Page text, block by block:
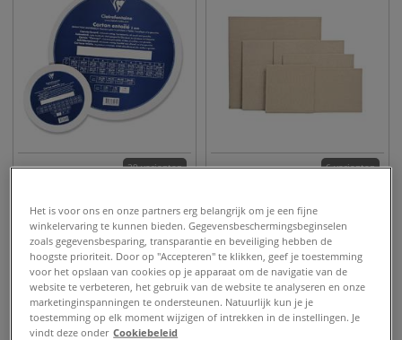
29 varianten
schilderkarton
vanaf2,75€
6 varianten
Canvasboard naturel —
katoen/polyester
geprepareerd
vanaf4,45€
Het is voor ons en onze partners erg belangrijk om je een fijne
winkelervaring te kunnen bieden. Gegevensbeschermingsbeginselen
zoals gegevensbesparing, transparantie en beveiliging hebben de
hoogste prioriteit. Door op "Accepteren" te klikken, geef je toestemming
voor het opslaan van cookies op je apparaat om de navigatie van de
website te verbeteren, het gebruik van de website te analyseren en onze
marketinginspanningen te ondersteunen. Natuurlijk kun je je
toestemming op elk moment wijzigen of intrekken in de instellingen. Je
vindt deze onder Cookiebeleid